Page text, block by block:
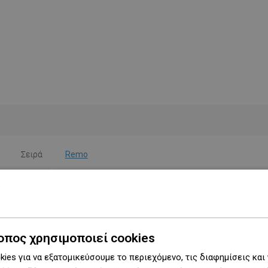
Σειρά Remo
Χρώμα Μαύρο
χρησιμοποιεί cookies
για να εξατομικεύσουμε το περιεχόμενο, τις διαφημίσεις